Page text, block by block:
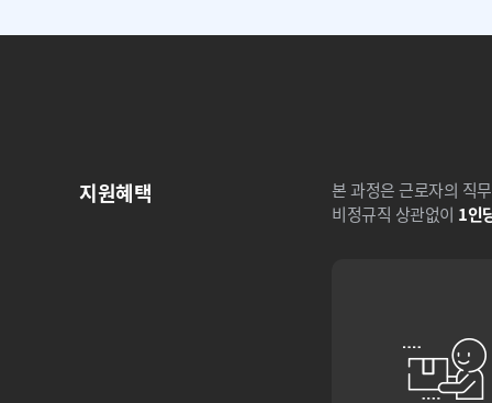
지원혜택
본 과정은 근로자의 직
비정규직 상관없이 1인